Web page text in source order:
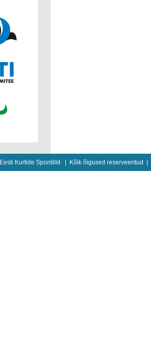
Eesti Kurtide Spordiliit| Kõik õigused reserveeritud